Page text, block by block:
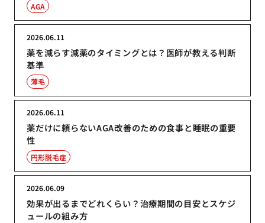
AGA
薬を減らす減薬のタイミングとは？医師が教える判断
基準
2026.06.11
薄毛
薬だけに頼らないAGA改善のための食事と睡眠の重要
性
2026.06.11
円形脱毛症
効果が出るまでどれくらい？治療期間の目安とスケジ
ュールの組み方
2026.06.09